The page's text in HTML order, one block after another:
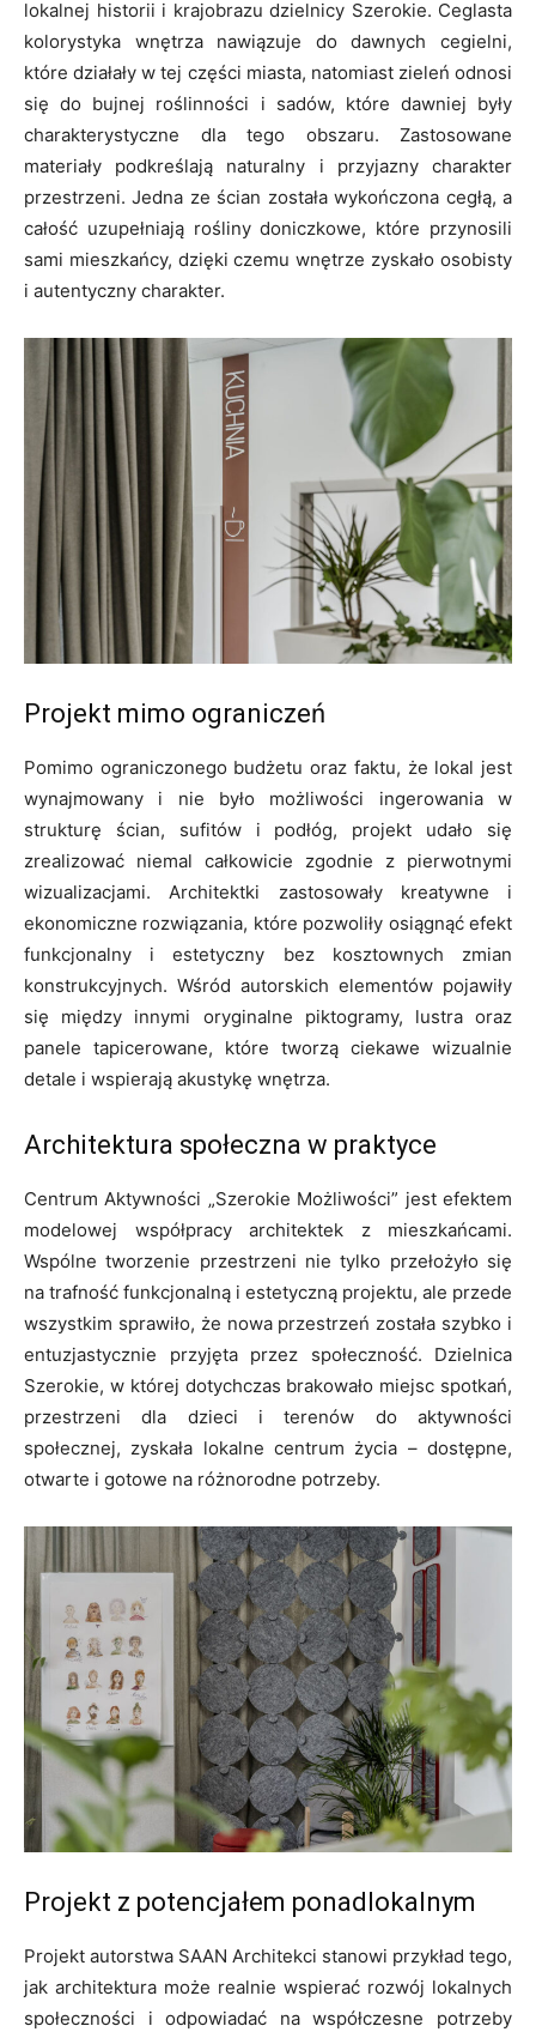
lokalnej historii i krajobrazu dzielnicy Szerokie. Ceglasta
kolorystyka wnętrza nawiązuje do dawnych cegielni,
które działały w tej części miasta, natomiast zieleń odnosi
się do bujnej roślinności i sadów, które dawniej były
charakterystyczne dla tego obszaru. Zastosowane
materiały podkreślają naturalny i przyjazny charakter
przestrzeni. Jedna ze ścian została wykończona cegłą, a
całość uzupełniają rośliny doniczkowe, które przynosili
sami mieszkańcy, dzięki czemu wnętrze zyskało osobisty
i autentyczny charakter.
Projekt mimo ograniczeń
Pomimo ograniczonego budżetu oraz faktu, że lokal jest
wynajmowany i nie było możliwości ingerowania w
strukturę ścian, sufitów i podłóg, projekt udało się
zrealizować niemal całkowicie zgodnie z pierwotnymi
wizualizacjami. Architektki zastosowały kreatywne i
ekonomiczne rozwiązania, które pozwoliły osiągnąć efekt
funkcjonalny i estetyczny bez kosztownych zmian
konstrukcyjnych. Wśród autorskich elementów pojawiły
się między innymi oryginalne piktogramy, lustra oraz
panele tapicerowane, które tworzą ciekawe wizualnie
detale i wspierają akustykę wnętrza.
Architektura społeczna w praktyce
Centrum Aktywności „Szerokie Możliwości” jest efektem
modelowej współpracy architektek z mieszkańcami.
Wspólne tworzenie przestrzeni nie tylko przełożyło się
na trafność funkcjonalną i estetyczną projektu, ale przede
wszystkim sprawiło, że nowa przestrzeń została szybko i
entuzjastycznie przyjęta przez społeczność. Dzielnica
Szerokie, w której dotychczas brakowało miejsc spotkań,
przestrzeni dla dzieci i terenów do aktywności
społecznej, zyskała lokalne centrum życia – dostępne,
otwarte i gotowe na różnorodne potrzeby.
Projekt z potencjałem ponadlokalnym
Projekt autorstwa SAAN Architekci stanowi przykład tego,
jak architektura może realnie wspierać rozwój lokalnych
społeczności i odpowiadać na współczesne potrzeby